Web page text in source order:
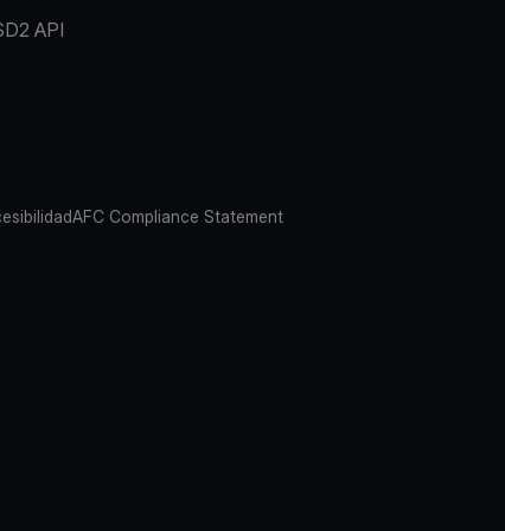
API
AFC Compliance Statement